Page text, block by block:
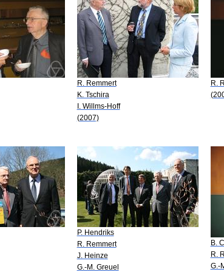
R. Remmert
K. Tschira
I. Willms-Hoff
(2007)
R.
P. Hendriks
R. Remmert
J. Heinze
G.-M. Greuel
B.
R.
G.-